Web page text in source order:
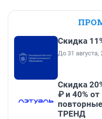
Скидка
До 31 августа,
Скидка
₽ и 40%
ТРЕНД